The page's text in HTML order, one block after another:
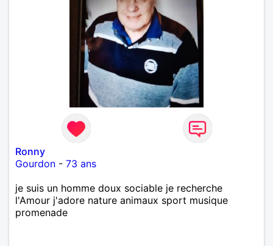
Ronny
Gourdon - 73 ans
je suis un homme doux sociable je recherche
l'Amour j'adore nature animaux sport musique
promenade